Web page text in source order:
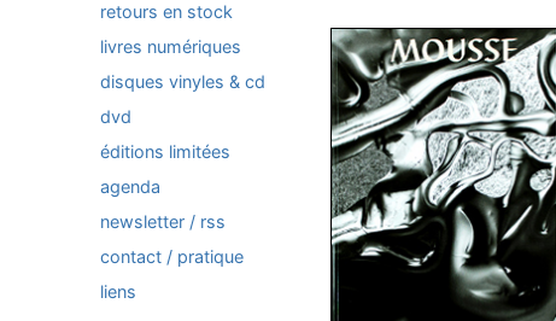
retours en stock
livres numériques
disques vinyles & cd
dvd
éditions limitées
agenda
newsletter / rss
contact / pratique
liens